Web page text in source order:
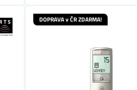
DOPRAVA v ČR ZDARMA!